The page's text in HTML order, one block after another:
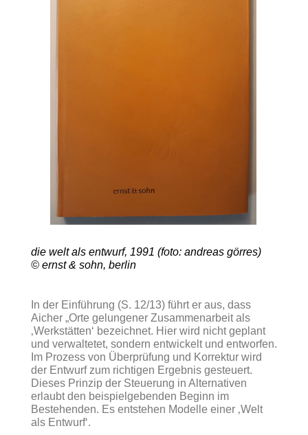
die welt als entwurf, 1991 (foto: andreas görres)
© ernst & sohn, berlin
In der Einführung (S. 12/13) führt er aus, dass
Aicher „Orte gelungener Zusammenarbeit als
‚Werkstätten‘ bezeichnet. Hier wird nicht geplant
und verwaltetet, sondern entwickelt und entworfen.
Im Prozess von Überprüfung und Korrektur wird
der Entwurf zum richtigen Ergebnis gesteuert.
Dieses Prinzip der Steuerung in Alternativen
erlaubt den beispielgebenden Beginn im
Bestehenden. Es entstehen Modelle einer ‚Welt
als Entwurf‘.